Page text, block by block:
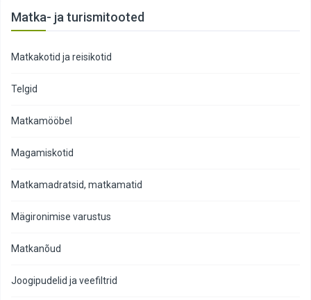
Matka- ja turismitooted
Matkakotid ja reisikotid
Telgid
Matkamööbel
Magamiskotid
Matkamadratsid, matkamatid
Mägironimise varustus
Matkanõud
Joogipudelid ja veefiltrid